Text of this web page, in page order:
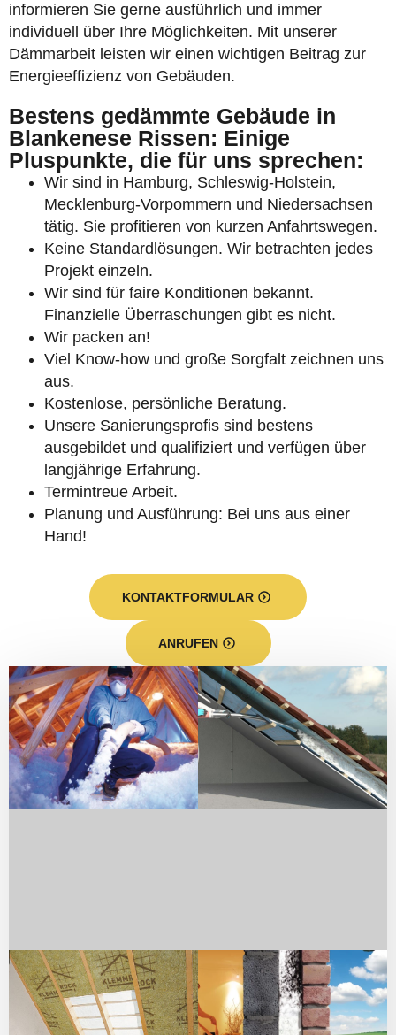
informieren Sie gerne ausführlich und immer
individuell über Ihre Möglichkeiten. Mit unserer
Dämmarbeit leisten wir einen wichtigen Beitrag zur
Energieeffizienz von Gebäuden.
Bestens gedämmte Gebäude in
Blankenese Rissen: Einige
Pluspunkte, die für uns sprechen:
Wir sind in Hamburg, Schleswig-Holstein,
Mecklenburg-Vorpommern und Niedersachsen
tätig. Sie profitieren von kurzen Anfahrtswegen.
Keine Standardlösungen. Wir betrachten jedes
Projekt einzeln.
Wir sind für faire Konditionen bekannt.
Finanzielle Überraschungen gibt es nicht.
Wir packen an!
Viel Know-how und große Sorgfalt zeichnen uns
aus.
Kostenlose, persönliche Beratung.
Unsere Sanierungsprofis sind bestens
ausgebildet und qualifiziert und verfügen über
langjährige Erfahrung.
Termintreue Arbeit.
Planung und Ausführung: Bei uns aus einer
Hand!
KONTAKTFORMULAR
ANRUFEN